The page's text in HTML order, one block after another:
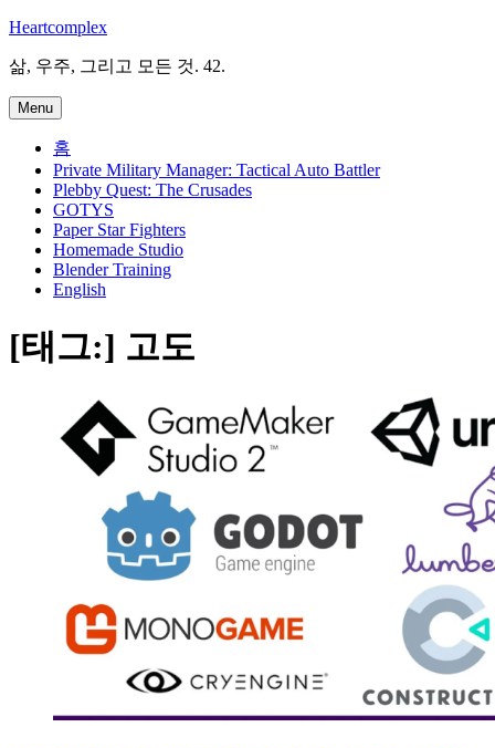
Skip
content
Heartcomplex
삶, 우주, 그리고 모든 것. 42.
Menu
홈
Private Military Manager: Tactical Auto Battler
Plebby Quest: The Crusades
GOTYS
Paper Star Fighters
Homemade Studio
Blender Training
English
[태그:] 고도